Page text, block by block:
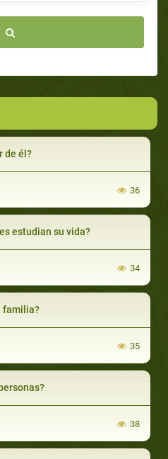
de él?
36
estudian su vida?
34
familia?
35
38